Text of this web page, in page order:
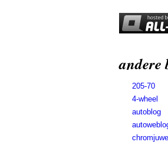
andere
205-70
4-wheel
autoblog